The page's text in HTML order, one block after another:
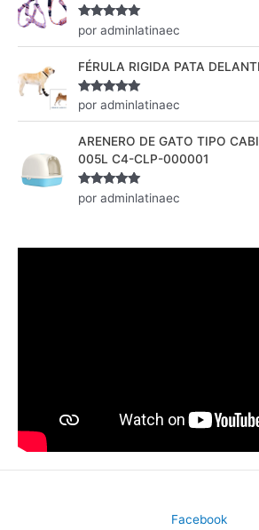
Valorado
con
por adminlatinaec
FÉRULA RIGIDA PATA
Valorado
con
por adminlatinaec
ARENERO DE GATO TIPO
005L C4-CLP-000001
Valorado
con
por adminlatinaec
Facebook